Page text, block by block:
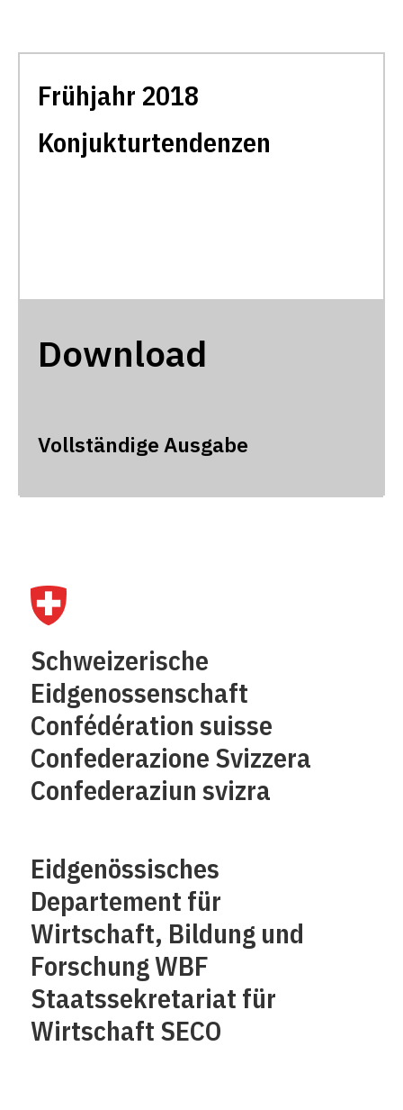
Frühjahr 2018
Konjukturtendenzen
Download
Vollständige Ausgabe
Schweizerische
Eidgenossenschaft
Confédération suisse
Confederazione Svizzera
Confederaziun svizra
Eidgenössisches
Departement für
Wirtschaft, Bildung und
Forschung WBF
Staatssekretariat für
Wirtschaft SECO